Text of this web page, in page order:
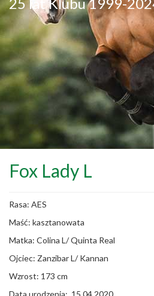
Fox Lady L
Rasa: AES
Maść: kasztanowata
Matka: Colina L/ Quinta Real
Ojciec: Zanzibar L/ Kannan
Wzrost: 173 cm
Data urodzenia: 15.04.2020